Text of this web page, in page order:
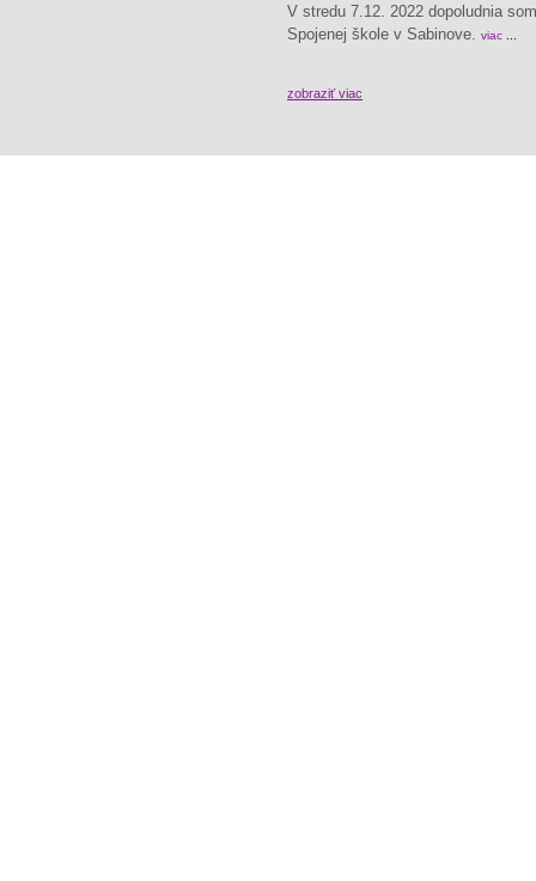
V stredu 7.12. 2022 dopoludnia
Spojenej škole v Sabinove.
viac
zobraziť viac